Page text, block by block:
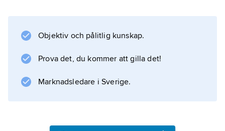
jämvikt inträda när A attraherar den del av C,
som är bunden till B
Objektiv och pålitlig kunskap.
Prova det, du kommer att gilla det!
Marknadsledare i Sverige.